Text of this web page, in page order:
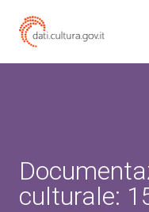
culturale: